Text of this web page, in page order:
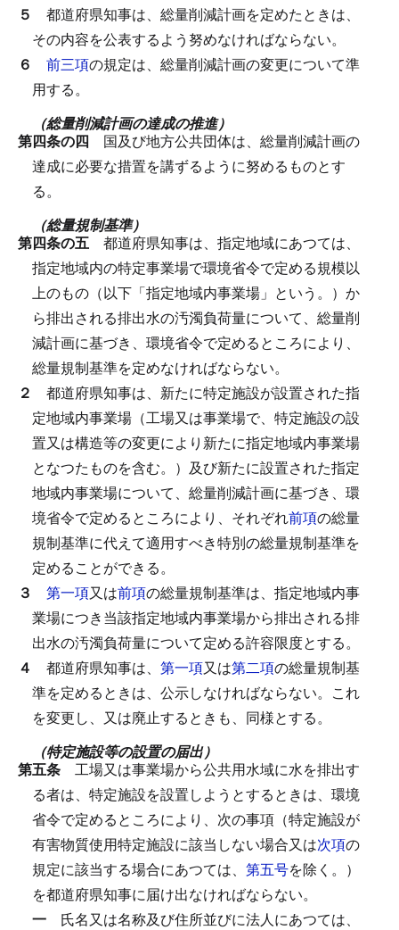
５ 都道府県知事は、総量削減計画を定めたときは、
その内容を公表するよう努めなければならない。
６ 前三項の規定は、総量削減計画の変更について準
用する。
（総量削減計画の達成の推進）
第四条の四 国及び地方公共団体は、総量削減計画の
達成に必要な措置を講ずるように努めるものとす
る。
（総量規制基準）
第四条の五 都道府県知事は、指定地域にあつては、
指定地域内の特定事業場で環境省令で定める規模以
上のもの（以下「指定地域内事業場」という。）か
ら排出される排出水の汚濁負荷量について、総量削
減計画に基づき、環境省令で定めるところにより、
総量規制基準を定めなければならない。
２ 都道府県知事は、新たに特定施設が設置された指
定地域内事業場（工場又は事業場で、特定施設の設
置又は構造等の変更により新たに指定地域内事業場
となつたものを含む。）及び新たに設置された指定
地域内事業場について、総量削減計画に基づき、環
境省令で定めるところにより、それぞれ前項の総量
規制基準に代えて適用すべき特別の総量規制基準を
定めることができる。
３ 第一項又は前項の総量規制基準は、指定地域内事
業場につき当該指定地域内事業場から排出される排
出水の汚濁負荷量について定める許容限度とする。
４ 都道府県知事は、 第一項又は第二項の総量規制基
準を定めるときは、公示しなければならない。 これ
を変更し、又は廃止するときも、同様とする。
（特定施設等の設置の届出）
第五条 工場又は事業場から公共用水域に水を排出す
る者は、特定施設を設置しようとするときは、環境
省令で定めるところにより、次の事項（特定施設が
有害物質使用特定施設に該当しない場合又は次項の
規定に該当する場合にあつては、 第五号を除く。）
を都道府県知事に届け出なければならない。
一 氏名又は名称及び住所並びに法人にあつては、